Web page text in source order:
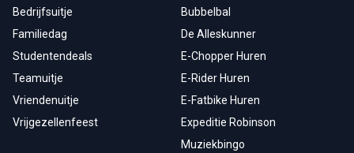
Bedrijfsuitje
Familiedag
Studentendeals
Teamuitje
Vriendenuitje
Vrijgezellenfeest
Bubbelbal
De Alleskunner
E-Chopper Huren
E-Rider Huren
E-Fatbike Huren
Expeditie Robinson
Muziekbingo